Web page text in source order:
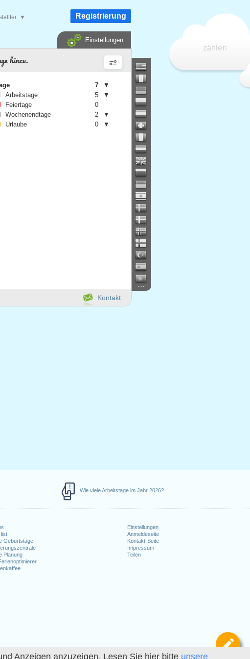
Anzeigen anzuzeigen. Lesen Sie hier bitte unsere
Wie viele Arbeitstage im Jahr 2026?
list
Geburtstage
Planung
Einstellungen
Anmeldeseite
Kontakt-Seite
Impressum
Teilen
zählen
▼ Registrierung
Einstellungen
...
Kontakt
hinzu.
7
▼
Arbeitstage
5
▼
Feiertage
0
Wochenendtage
2
▼
Urlaube
0 ▼